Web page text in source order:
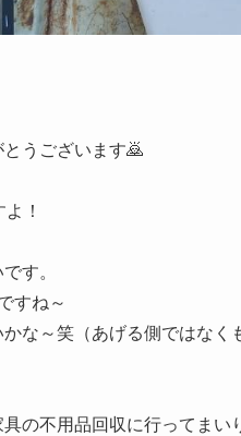
うございます🙇
！
す。
すね～
な～笑（あげる側ではなく
の不用品回収に行ってまい